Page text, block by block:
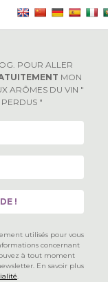
×
POUR ALLER
MON
ARÔMES DU VIN "
"
utilisés pour vous
concernant
à tout moment
En savoir plus
.